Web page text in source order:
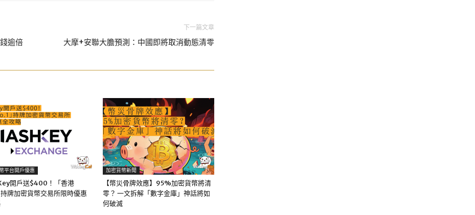
逾倍
下一篇文章
大摩+安聯大膽預測：中國即將取消動態清零
平台開戶優惠
開戶送$400！「香港
牌加密貨幣交易所限時優惠
加密貨幣新聞
【幣災骨牌效應】95%加密貨幣將清
零？ 一文拆解「數字金庫」神話將如
何破滅